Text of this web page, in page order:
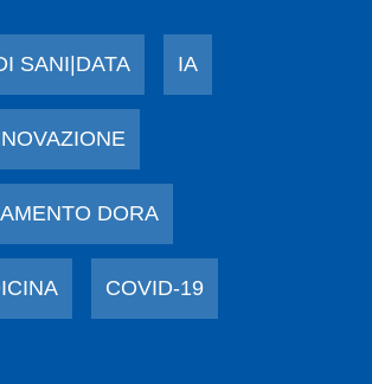
SANI|DATA IA
DORA
COVID-19